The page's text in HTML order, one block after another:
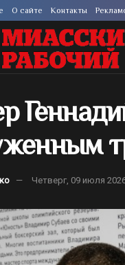
О сайте Контакты
Четверг, 09 июля 2026